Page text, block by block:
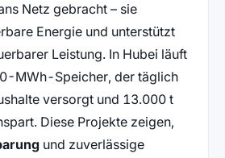
Netz gebracht – sie
Energie und unterstützt
Leistung. In Hubei läuft
MWh-Speicher, der täglich
versorgt und 13.000 t
Diese Projekte zeigen,
und zuverlässige